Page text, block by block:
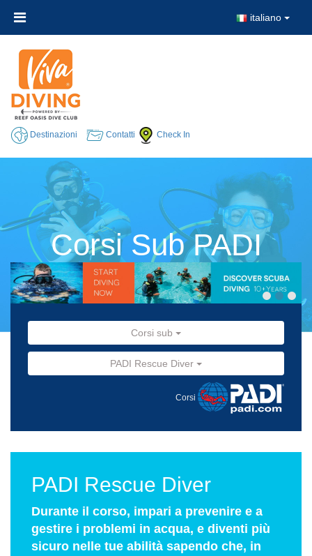
italiano
Destinazioni Contatti Check In
Corsi Sub PADI
Corsi sub
PADI Rescue Diver
Corsi
PADI Rescue Diver
Durante il corso, impari a prevenire e a
gestire i problemi in acqua, e diventi più
sicuro nelle tue abilità sapendo che, in